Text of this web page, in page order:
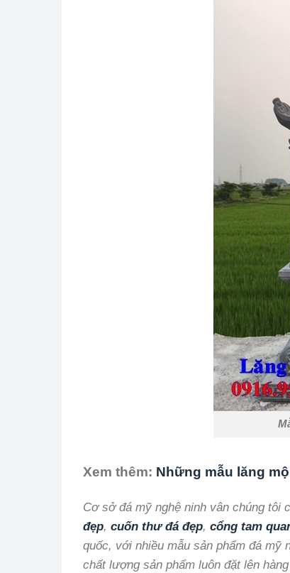
Xem thêm: Những mẫu lăng
Cơ sở đá mỹ nghệ ninh vân chúng tôi
đẹp, cuốn thư đá đẹp, cổng tam
quốc, với nhiều mẫu sản phẩm đá mỹ
chất lượng sản phẩm luôn đặt lên